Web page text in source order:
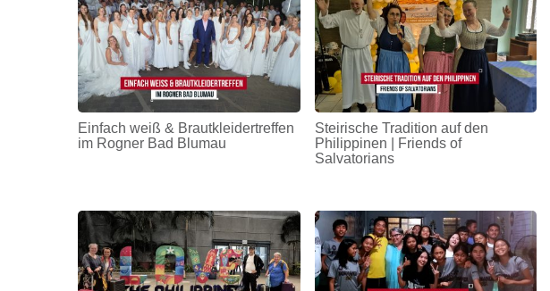
Einfach weiß & Brautkleidertreffen
im Rogner Bad Blumau
Steirische Tradition auf den
Philippinen | Friends of
Salvatorians